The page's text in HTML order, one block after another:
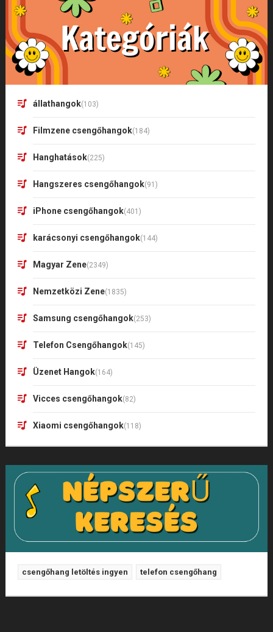
állathangok(103)
Filmzene csengőhangok(184)
Hanghatások(225)
Hangszeres csengőhangok(91)
iPhone csengőhangok(401)
karácsonyi csengőhangok(144)
Magyar Zene(2349)
Nemzetközi Zene(1835)
Samsung csengőhangok(253)
Telefon Csengőhangok(145)
Üzenet Hangok(164)
Vicces csengőhangok(82)
Xiaomi csengőhangok(118)
csengőhang letöltés ingyen telefon csengőhang